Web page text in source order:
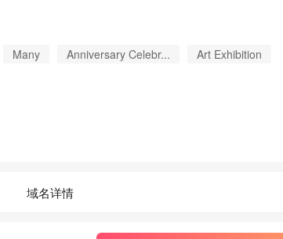
Many Anniversary Celebr...
Art Exhibition
域名详情